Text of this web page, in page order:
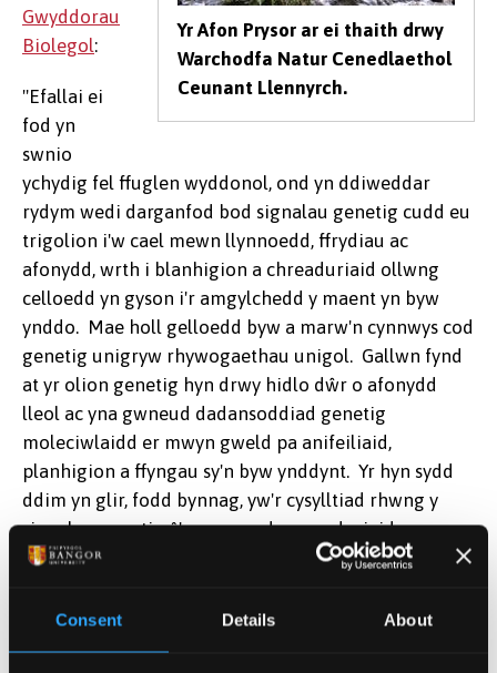
Consent Details About
Yr Afon Prysor ar ei thaith drwy
Warchodfa Natur Cenedlaethol
Ceunant Llennyrch.
Gwyddorau
Biolegol:
"Efallai ei
fod yn
swnio
ychydig fel ffuglen wyddonol, ond yn ddiweddar
rydym wedi darganfod bod signalau genetig cudd eu
trigolion i'w cael mewn llynnoedd, ffrydiau ac
afonydd, wrth i blanhigion a chreaduriaid ollwng
celloedd yn gyson i'r amgylchedd y maent yn byw
ynddo. Mae holl gelloedd byw a marw'n cynnwys cod
genetig unigryw rhywogaethau unigol. Gallwn fynd
at yr olion genetig hyn drwy hidlo dŵr o afonydd
lleol ac yna gwneud dadansoddiad genetig
moleciwlaidd er mwyn gweld pa anifeiliaid,
planhigion a ffyngau sy'n byw ynddynt. Yr hyn sydd
ddim yn glir, fodd bynnag, yw'r cysylltiad rhwng y
signalau genetig â'r gymuned o greaduriaid a
phlanhigion byw, yn arbennig mewn afonydd, a ph'un
fel math o 'chwyddwydr amgylcheddol' i ddeall sut